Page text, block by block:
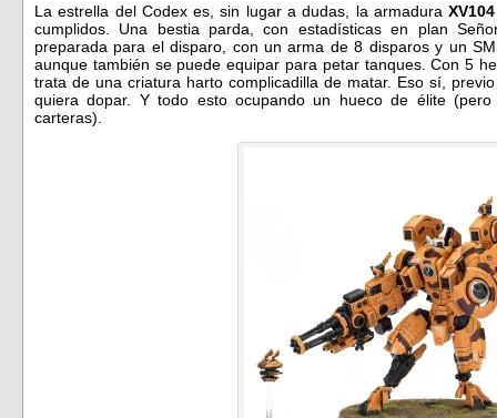
La estrella del Codex es, sin lugar a dudas, la armadura
cumplidos. Una bestia parda, con estadísticas en plan
preparada para el disparo, con un arma de 8 disparos y un
aunque también se puede equipar para petar tanques. Con 5
trata de una criatura harto complicadilla de matar. Eso sí,
quiera dopar. Y todo esto ocupando un hueco de élite
carteras).